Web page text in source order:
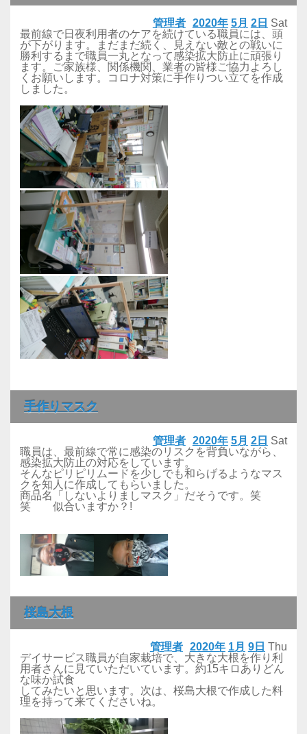
2020年 5月 2日 Sat
管理者
最前線で日夜利用者のケアを続けている職員には、頭
が下がります。まだまだ続く、見えない敵との戦いに
勝利するまで職員一丸となって感染拡大防止に頑張り
ます。ご家族様、関係機関、業者の皆様ご協力よろし
くお願いします。コロナ対策に手作りつい立てを作成
しました。
手作りマスク
2020年 5月 2日 Sat
管理者
職員は、最前線で常に感染のリスクを背負いながら、
感染拡大防止の対応をしています。
そんなピリピリムードを少しでも和らげるようなマス
クを知人に作成してもらいました。
商品名「しないよりましマスク」だそうです。笑
笑 似合いますか？!
桜島大根
2020年 1月 9日 Thu
管理者
デイサービス職員が自家栽培で、大きな大根を作り利
用者さんに見ていただいています。約15キロありどん
な味か試食
してみたいと思います。次は、桜島大根で作成した料
理を持って来てくださいね。